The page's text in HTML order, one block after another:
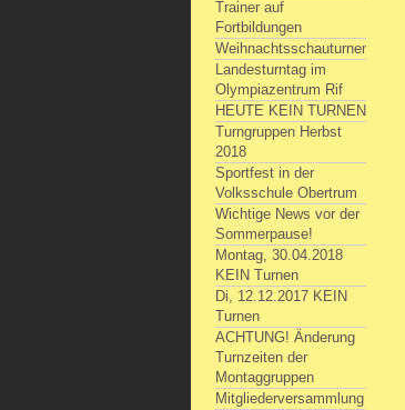
Trainer auf
Fortbildungen
Weihnachtsschauturnen
Landesturntag im
Olympiazentrum Rif
HEUTE KEIN TURNEN
Turngruppen Herbst
2018
Sportfest in der
Volksschule Obertrum
Wichtige News vor der
Sommerpause!
Montag, 30.04.2018
KEIN Turnen
Di, 12.12.2017 KEIN
Turnen
ACHTUNG! Änderung
Turnzeiten der
Montaggruppen
Mitgliederversammlung